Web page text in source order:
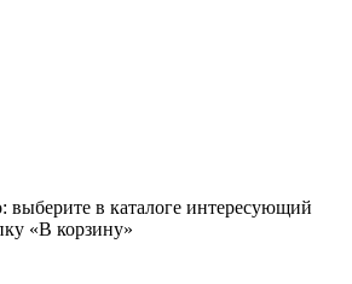
выберите в каталоге интересующий
«В корзину»